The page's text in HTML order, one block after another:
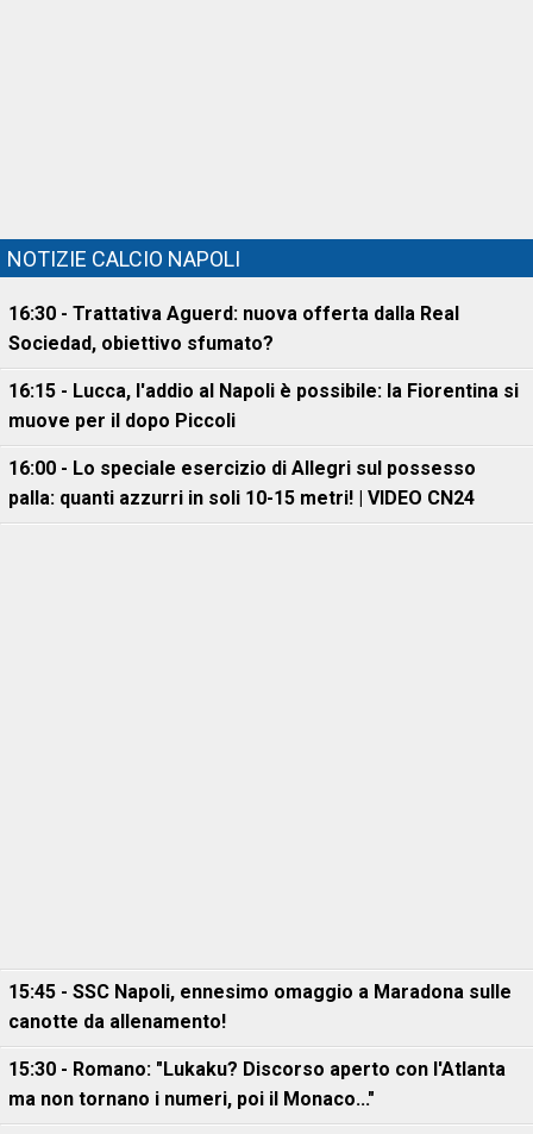
NOTIZIE CALCIO NAPOLI
16:30 - Trattativa Aguerd: nuova offerta dalla Real
Sociedad, obiettivo sfumato?
16:15 - Lucca, l'addio al Napoli è possibile: la Fiorentina si
muove per il dopo Piccoli
16:00 - Lo speciale esercizio di Allegri sul possesso
palla: quanti azzurri in soli 10-15 metri! | VIDEO CN24
15:45 - SSC Napoli, ennesimo omaggio a Maradona sulle
canotte da allenamento!
15:30 - Romano: "Lukaku? Discorso aperto con l'Atlanta
ma non tornano i numeri, poi il Monaco..."